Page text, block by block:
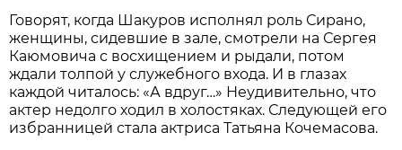
Говорят, когда Шакуров исполнял роль Сирано,
женщины, сидевшие в зале, смотрели на Сергея
Каюмовича с восхищением и рыдали, потом
ждали толпой у служебного входа. И в глазах
каждой читалось: «А вдруг…» Неудивительно, что
актер недолго ходил в холостяках. Следующей его
избранницей стала актриса Татьяна Кочемасова.